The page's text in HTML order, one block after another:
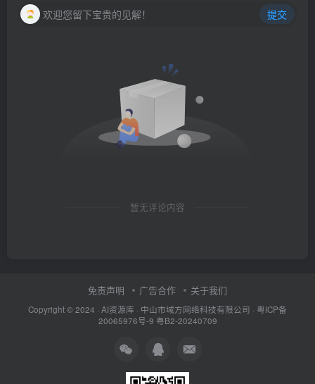
欢迎您留下宝贵的见解！ 提交
暂无评论内容
免责声明 广告合作 关于我们
Copyright © 2024 · AI资源库 · 中山市域方网络科技有限公司 · 粤ICP备
20065976号-9 粤B2-20240709